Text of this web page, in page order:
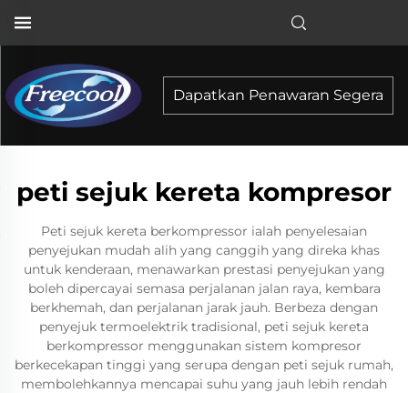
Dapatkan Penawaran Segera
peti sejuk kereta kompresor
Peti sejuk kereta berkompressor ialah penyelesaian
penyejukan mudah alih yang canggih yang direka khas
untuk kenderaan, menawarkan prestasi penyejukan yang
boleh dipercayai semasa perjalanan jalan raya, kembara
berkhemah, dan perjalanan jarak jauh. Berbeza dengan
penyejuk termoelektrik tradisional, peti sejuk kereta
berkompressor menggunakan sistem kompresor
berkecekapan tinggi yang serupa dengan peti sejuk rumah,
membolehkannya mencapai suhu yang jauh lebih rendah